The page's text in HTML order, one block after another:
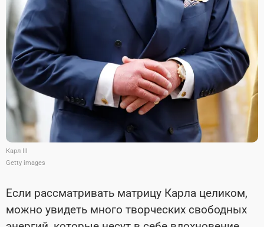
Карл III
Getty images
Если рассматривать матрицу Карла целиком,
можно увидеть много творческих свободных